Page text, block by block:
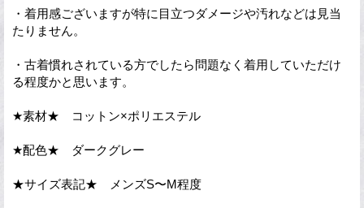
・着用感ございますが特に目立つダメージや汚れなどは見当
たりません。
・古着慣れされている方でしたら問題なく着用していただけ
る程度かと思います。
★素材★ コットン×ポリエステル
★配色★ ダークグレー
★サイズ表記★ メンズS〜M程度